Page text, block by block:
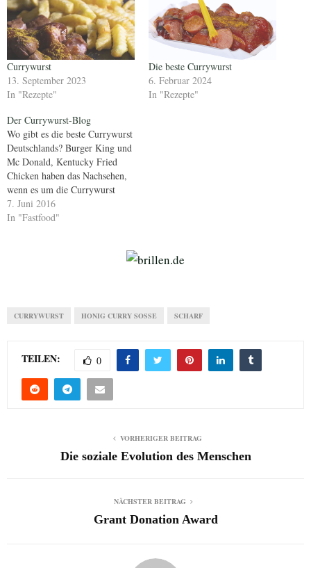
Currywurst
13. September 2023
In "Rezepte"
Die beste Currywurst
6. Februar 2024
In "Rezepte"
Der Currywurst-Blog
Wo gibt es die beste Currywurst
Deutschlands? Burger King und
Mc Donald, Kentucky Fried
Chicken haben das Nachsehen,
wenn es um die Currywurst
geht. Die deutsche, in Berlin,
Anfang der 1950 er Jahre
7. Juni 2016
In "Fastfood"
CURRYWURST HONIG CURRY SOSSE SCHARF
TEILEN: 0
VORHERIGER BEITRAG
Die soziale Evolution des Menschen
NÄCHSTER BEITRAG
Grant Donation Award